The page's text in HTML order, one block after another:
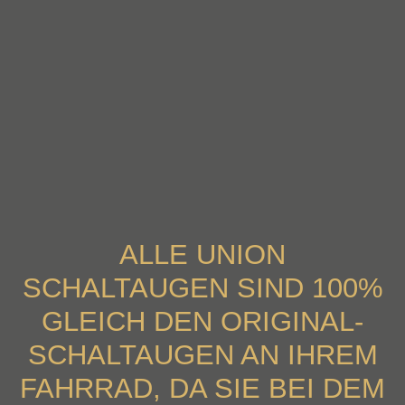
ALLE UNION
SCHALTAUGEN SIND 100%
GLEICH DEN ORIGINAL-
SCHALTAUGEN AN IHREM
FAHRRAD, DA SIE BEI DEM